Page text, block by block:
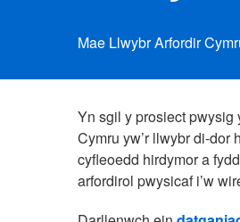
Mae Llwybr Arfordir
Yn sgil y prosiect pwysig
Cymru yw’r llwybr di-dor
cyfleoedd hirdymor a
arfordirol pwysicaf i’w